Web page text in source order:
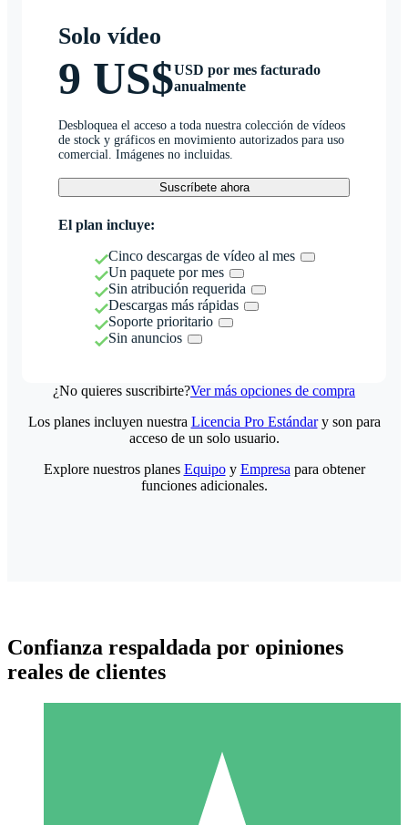
Solo vídeo
9 US$USD por mes facturado
anualmente
Desbloquea el acceso a toda nuestra colección de vídeos
de stock y gráficos en movimiento autorizados para uso
comercial. Imágenes no incluidas.
Suscríbete ahora
El plan incluye:
Cinco descargas de vídeo al mes
Un paquete por mes
Sin atribución requerida
Descargas más rápidas
Soporte prioritario
Sin anuncios
¿No quieres suscribirte?Ver más opciones de compra
Paquetes de Créditos Individuales
Los planes incluyen nuestra Licencia Pro Estándary son para
acceso de un solo usuario.
Explore nuestros planes Equipoy Empresa para obtener
funciones adicionales.
Confianza respaldada por opiniones
reales de clientes